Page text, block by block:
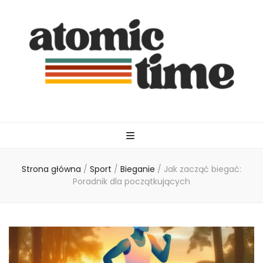
Strona główna / Sport / Bieganie / Jak zacząć biegać:
Poradnik dla początkujących